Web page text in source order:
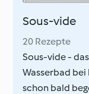
Sous-vide
20 Rezepte
Sous-vide -
Wasserbad
schon bald